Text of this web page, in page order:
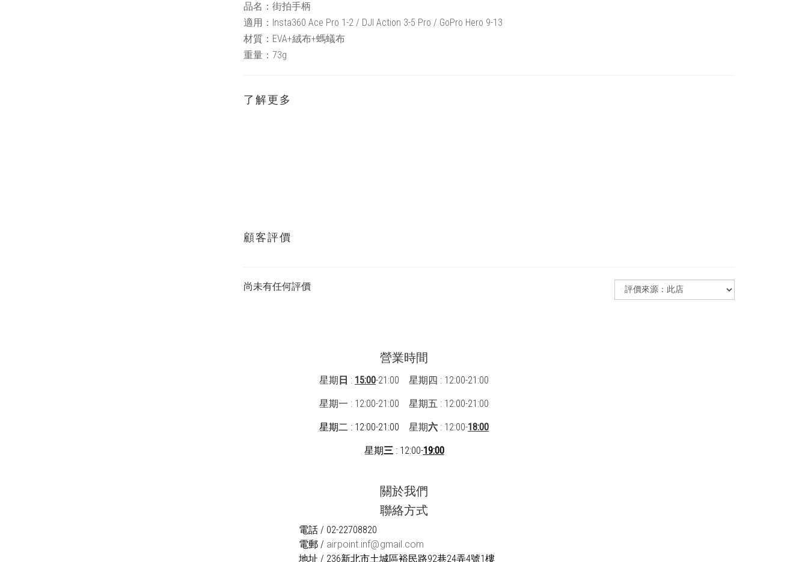
品名：街拍手柄
適用：Insta360 Ace Pro 1-2 / DJI Action 3-5 Pro / GoPro Hero 9-13
材質：EVA+絨布+螞蟻布
重量：73g
了解更多
顧客評價
尚未有任何評價
營業時間
星期 日 : 15:00-21:00 星期四 : 12:00-21:00
星期一 : 12:00-21:00 星期五 : 12:00-21:00
星期二 : 12:00-21:00 星期六 : 12:00-18:00
星期三: 12:00-19:00
關於我們
聯絡方式
電話 / 02-22708820
電郵 / airpoint.inf@gmail.com
地址 / 236新北市土城區裕民路92巷24弄4號1樓